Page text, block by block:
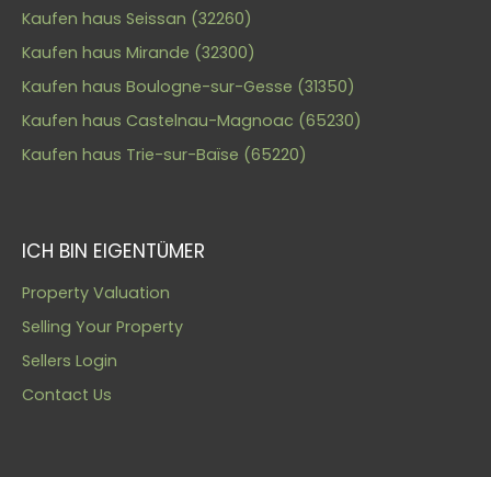
Kaufen haus Seissan (32260)
Kaufen haus Mirande (32300)
Kaufen haus Boulogne-sur-Gesse (31350)
Kaufen haus Castelnau-Magnoac (65230)
Kaufen haus Trie-sur-Baïse (65220)
ICH BIN EIGENTÜMER
Property Valuation
Selling Your Property
Sellers Login
Contact Us